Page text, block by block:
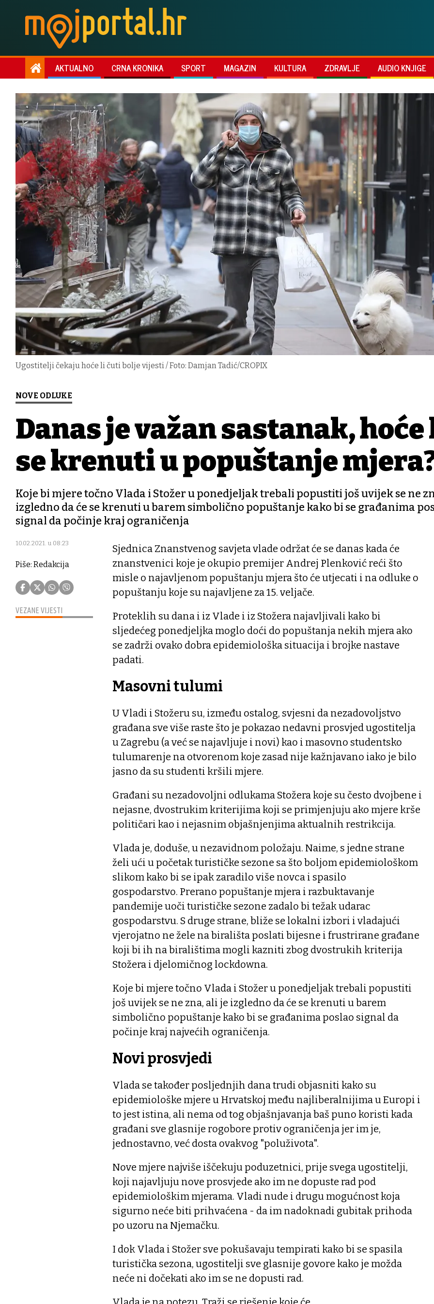
AKTUALNO CRNA KRONIKA SPORT MAGAZIN KULTURA ZDRAVLJE AUDIO KNJIGE
Ugostitelji čekaju hoće li čuti bolje vijesti / Foto: Damjan Tadić/CROPIX
NOVE ODLUKE
Danas je važan sastanak, hoće
se krenuti u popuštanje
Koje bi mjere točno Vlada i Stožer u ponedjeljak trebali popustiti još uvijek se ne
izgledno da će se krenuti u barem simbolično popuštanje kako bi se građanima
signal da počinje kraj ograničenja
10.02.2021. u 08:23
Piše: Redakcija
VEZANE VIJESTI
Sjednica Znanstvenog savjeta vlade održat će se danas kada će
znanstvenici koje je okupio premijer Andrej Plenković reći što
misle o najavljenom popuštanju mjera što će utjecati i na odluke o
popuštanju koje su najavljene za 15. veljače.
Proteklih su dana i iz Vlade i iz Stožera najavljivali kako bi
sljedećeg ponedjeljka moglo doći do popuštanja nekih mjera ako
se zadrži ovako dobra epidemiološka situacija i brojke nastave
padati.
Masovni tulumi
U Vladi i Stožeru su, između ostalog, svjesni da nezadovoljstvo
građana sve više raste što je pokazao nedavni prosvjed ugostitelja
u Zagrebu (a već se najavljuje i novi) kao i masovno studentsko
tulumarenje na otvorenom koje zasad nije kažnjavano iako je bilo
jasno da su studenti kršili mjere.
Građani su nezadovoljni odlukama Stožera koje su često dvojbene i
nejasne, dvostrukim kriterijima koji se primjenjuju ako mjere krše
političari kao i nejasnim objašnjenjima aktualnih restrikcija.
Vlada je, doduše, u nezavidnom položaju. Naime, s jedne strane
želi ući u početak turističke sezone sa što boljom epidemiološkom
slikom kako bi se ipak zaradilo više novca i spasilo
gospodarstvo. Prerano popuštanje mjera i razbuktavanje
pandemije uoči turističke sezone zadalo bi težak udarac
gospodarstvu. S druge strane, bliže se lokalni izbori i vladajući
vjerojatno ne žele na birališta poslati bijesne i frustrirane građane
koji bi ih na biralištima mogli kazniti zbog dvostrukih kriterija
Stožera i djelomičnog lockdowna.
Koje bi mjere točno Vlada i Stožer u ponedjeljak trebali popustiti
još uvijek se ne zna, ali je izgledno da će se krenuti u barem
simbolično popuštanje kako bi se građanima poslao signal da
počinje kraj najvećih ograničenja.
Novi prosvjedi
Vlada se također posljednjih dana trudi objasniti kako su
epidemiološke mjere u Hrvatskoj među najliberalnijima u Europi i
to jest istina, ali nema od tog objašnjavanja baš puno koristi kada
građani sve glasnije rogobore protiv ograničenja jer im je,
jednostavno, već dosta ovakvog "poluživota".
Nove mjere najviše iščekuju poduzetnici, prije svega ugostitelji,
koji najavljuju nove prosvjede ako im ne dopuste rad pod
epidemiološkim mjerama. Vladi nude i drugu mogućnost koja
sigurno neće biti prihvaćena - da im nadoknadi gubitak prihoda
po uzoru na Njemačku.
I dok Vlada i Stožer sve pokušavaju tempirati kako bi se spasila
turistička sezona, ugostitelji sve glasnije govore kako je možda
neće ni dočekati ako im se ne dopusti rad.